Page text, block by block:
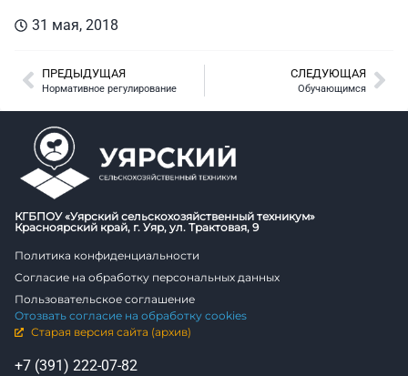
31 мая, 2018
ПРЕДЫДУЩАЯ
Нормативное регулирование
СЛЕДУЮЩАЯ
Обучающимся
КГБПОУ «Уярский сельскохозяйственный техникум»
Красноярский край, г. Уяр, ул. Трактовая, 9
Политика конфиденциальности
Согласие на обработку персональных данных
Пользовательское соглашение
Отозвать согласие на обработку cookies
Старая версия сайта (архив)
+7 (391) 222-07-82